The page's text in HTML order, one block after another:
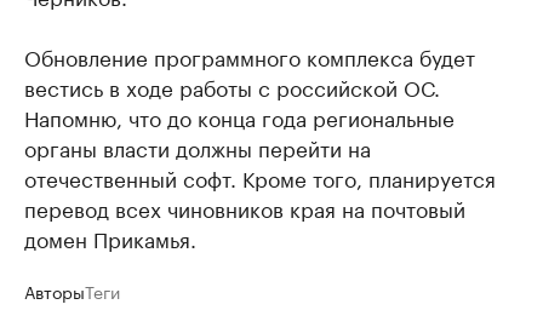
Обновление программного комплекса будет
вестись в ходе работы с российской ОС.
Напомню, что до конца года региональные
органы власти должны перейти на
отечественный софт. Кроме того, планируется
перевод всех чиновников края на почтовый
домен Прикамья.
АвторыТеги